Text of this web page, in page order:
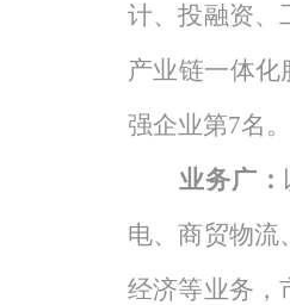
计、投融资、
产业链一体化
强企业第7名。
业务广：
电、商贸物流
经济等业务